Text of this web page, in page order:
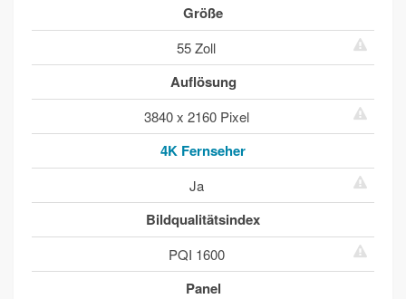
Größe
55 Zoll
Auflösung
3840 x 2160 Pixel
4K Fernseher
Ja
Bildqualitätsindex
PQI 1600
Panel